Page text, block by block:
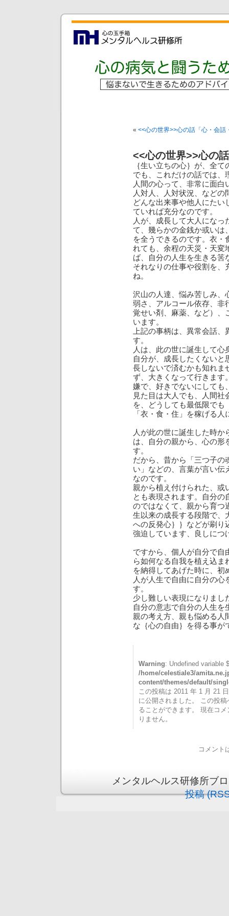
« <<心の世界>>心の話「心・会話
<<心の世界>>心の
｛生い立ちの心｝が、全
でも、これだけの話では、
人間の心って、非常に面
人対人、人対状況、など
どんな出来事や他人にた
ていれば充分なのです。
人が、成長して大人にな
て、幾らかの金銭か或いは
を全うできるのです。衣
れても、余程の天災・天変
ば、自分の人生を生きる筈
それなりの仕事や役割を
ね。
沢山の人達、悩み苦しみ、
弱さ、アルコール依存、非
覚せい剤、麻薬、など）、
います。
上記の事柄は、異常会話、
す。
人は、此の世に誕生して
自分が、成長したくない
長しないで済むかも知れま
ず、大きくなって行きます
嫌で、好きでないにしても
見た目は大人でも、人間
を、どうしても最低限で
「衣・食・住」を稼げる
人が此の世に誕生した時
は、自分の親から、心の
す。
だから、昔から「三つ子
い」などの、言葉が言い
なのです。
親から植え付けられた、或
とも表現されます。自分
のではなくて、親から育つ
生以来の成長する段階で、
への反発心｝｝などが刷り
強迫しています、良しにつ
ですから、個人が自分で
ら如何なる自我を植え込
を納得してあげた時に、
人が人生で自由に自分の
す。
少し難しい表現になりま
自分の意志で自分の人生
親の考え方、親も悩める人
な｛心の自由｝を得る事が
Warning: Undefined variable
/home/celestiale3/
content/themes/default/
この投稿は 2011 年 1 月 21
に公開されました。 この投
ることができます。 現在コ
りません。
コメント
メンタルヘルス研修所ブ
投稿